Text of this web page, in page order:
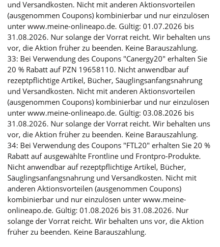
und Versandkosten. Nicht mit anderen Aktionsvorteilen
(ausgenommen Coupons) kombinierbar und nur einzulösen
unter www.meine-onlineapo.de. Gültig: 01.07.2026 bis
31.08.2026. Nur solange der Vorrat reicht. Wir behalten uns
vor, die Aktion früher zu beenden. Keine Barauszahlung.
33: Bei Verwendung des Coupons "Canergy20" erhalten Sie
20 % Rabatt auf PZN 19658110. Nicht anwendbar auf
rezeptpflichtige Artikel, Bücher, Säuglingsanfangsnahrung
und Versandkosten. Nicht mit anderen Aktionsvorteilen
(ausgenommen Coupons) kombinierbar und nur einzulösen
unter www.meine-onlineapo.de. Gültig: 03.08.2026 bis
31.08.2026. Nur solange der Vorrat reicht. Wir behalten uns
vor, die Aktion früher zu beenden. Keine Barauszahlung.
34: Bei Verwendung des Coupons "FTL20" erhalten Sie 20 %
Rabatt auf ausgewählte Frontline und Frontpro-Produkte.
Nicht anwendbar auf rezeptpflichtige Artikel, Bücher,
Säuglingsanfangsnahrung und Versandkosten. Nicht mit
anderen Aktionsvorteilen (ausgenommen Coupons)
kombinierbar und nur einzulösen unter www.meine-
onlineapo.de. Gültig: 01.08.2026 bis 31.08.2026. Nur
solange der Vorrat reicht. Wir behalten uns vor, die Aktion
früher zu beenden. Keine Barauszahlung.